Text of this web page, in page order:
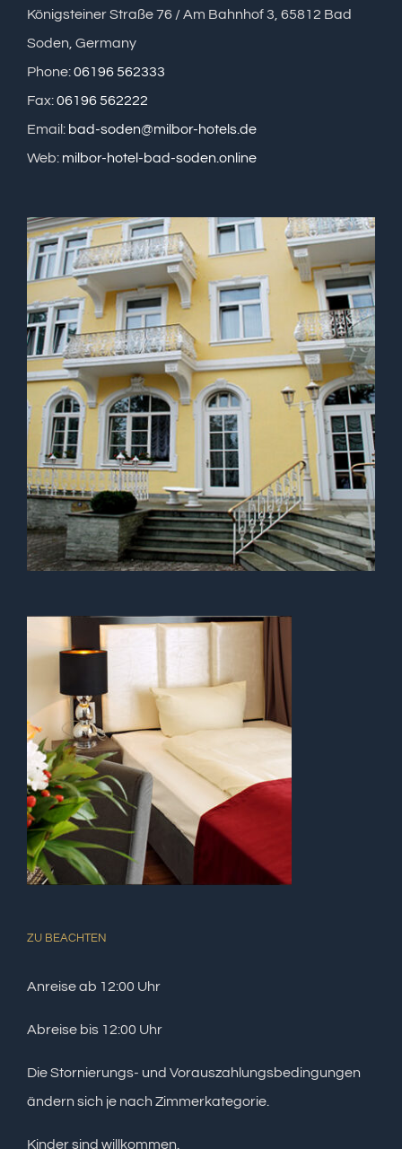
Königsteiner Straße 76 / Am Bahnhof 3, 65812 Bad
Soden, Germany
Phone:06196 562333
Fax:06196 562222
Email: bad-soden@milbor-hotels.de
Web: milbor-hotel-bad-soden.online
ZU BEACHTEN
Anreise ab 12:00 Uhr
Abreise bis 12:00 Uhr
Die Stornierungs- und Vorauszahlungsbedingungen
ändern sich je nach Zimmerkategorie.
Kinder sind willkommen.